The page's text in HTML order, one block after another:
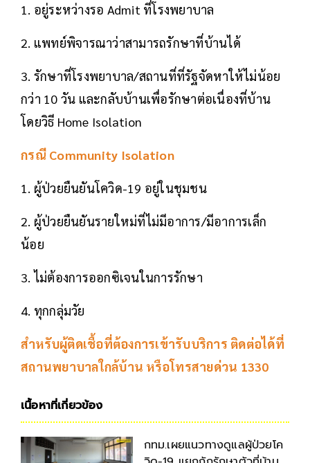
1. อยู่ระหว่างรอ Admit ที่โรงพยาบาล
2. แพทย์พิจารณาว่าสามารถรักษาที่บ้านได้
3. รักษาที่โรงพยาบาล/สถานที่ที่รัฐจัดหาให้ไม่น้อย
กว่า 10 วัน และกลับบ้านเพื่อรักษาต่อเนื่องที่บ้าน
โดยวิธี Home Isolation
กรณี Community Isolation
1. ผู้ป่วยยืนยันโควิด-19 อยู่ในชุมชน
2. ผู้ป่วยยืนยันรายใหม่ที่ไม่มีอาการ/มีอาการเล็ก
น้อย
3. ไม่ต้องการออกซิเจนในการรักษา
4. ทุกกลุ่มวัย
สำหรับผู้ติดเชื้อที่ต้องการเข้ารับบริการ ติดต่อได้ที่
สถานพยาบาลใกล้บ้าน หรือโทรสายด่วน 1330
เนื้อหาที่เกี่ยวข้อง
กทม.เผยแนวทางดูแลผู้ป่วยโค